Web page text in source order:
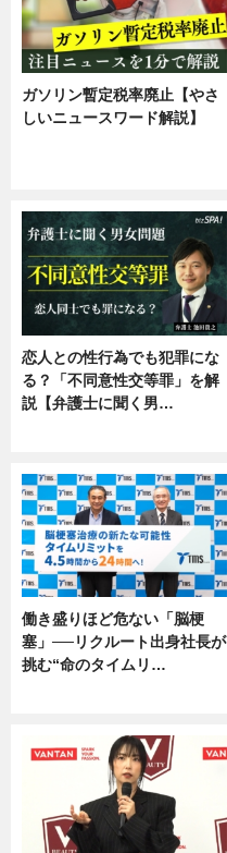
ガソリン暫定税率廃止【やさ
しいニュースワード解説】
恋人との性行為でも犯罪にな
る？「不同意性交等罪」を解
説【弁護士に聞く男…
働き盛りほど危ない「脳梗
塞」──リクルート出身社長が
挑む“命のタイムリ…